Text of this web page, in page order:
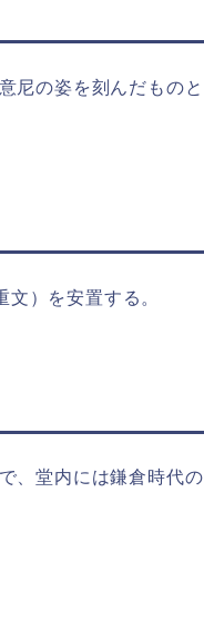
尼の姿を刻んだものと
）を安置する。
、堂内には鎌倉時代の